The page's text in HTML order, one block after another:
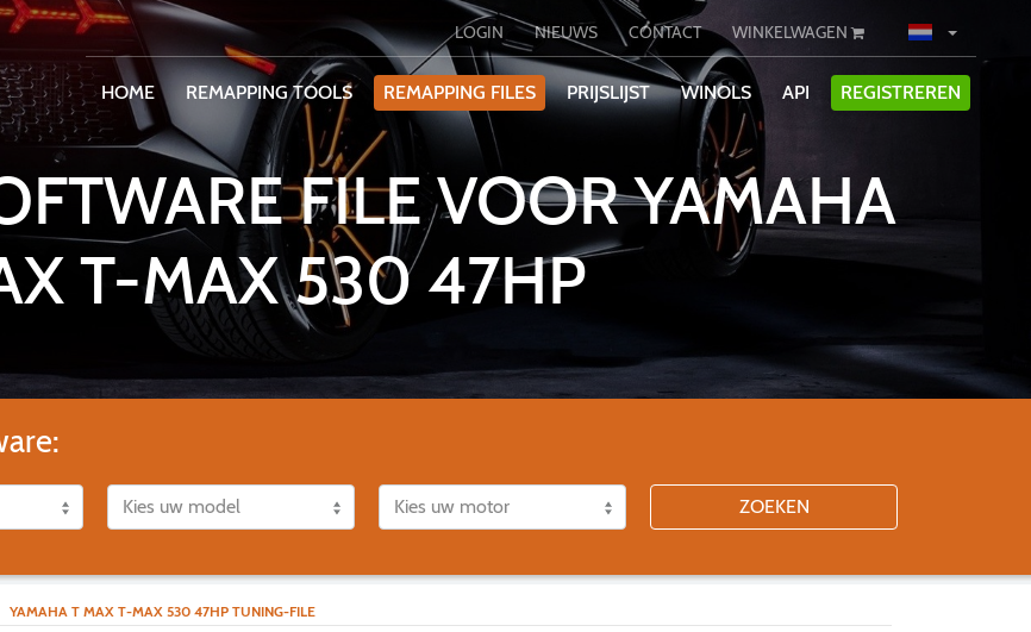
LOGIN NIEUWS CONTACT WINKELWAGEN
HOME REMAPPING TOOLS REMAPPING FILES PRIJSLIJST WINOLS API REGISTREREN
FILE VOOR YAMAHA
T-MAX 530 47HP
ZOEKEN
YAMAHA T MAX T-MAX 530 47HP TUNING-FILE